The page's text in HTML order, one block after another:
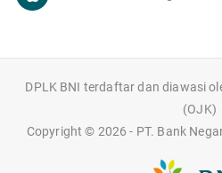
DPLK BNI terdaftar dan diawasi
(OJK)
Copyright © 2026 - PT. Bank